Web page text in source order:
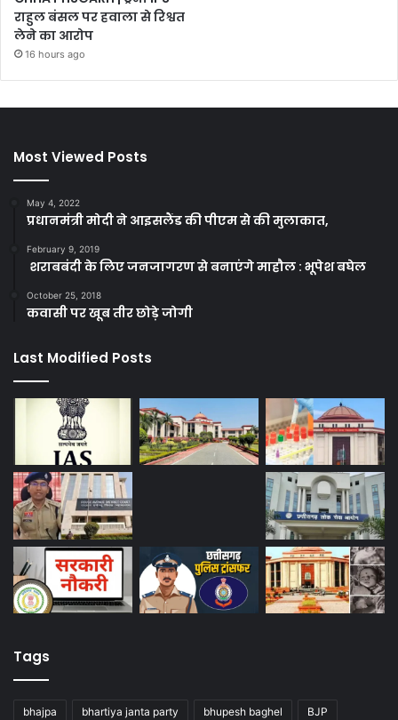
राहुल बंसल पर हवाला से रिश्वत
लेने का आरोप
16 hours ago
Most Viewed Posts
May 4, 2022
प्रधानमंत्री मोदी ने आइसलैंड की पीएम से की मुलाकात,
February 9, 2019
शराबबंदी के लिए जनजागरण से बनाएंगे माहौल : भूपेश बघेल
October 25, 2018
कवासी पर खूब तीर छोड़े जोगी
Last Modified Posts
Tags
bhajpa bhartiya janta party bhupesh baghel BJP